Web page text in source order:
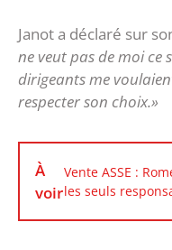
Janot a déclaré sur
ne veut pas de moi ce
dirigeants me
respecter son choix.»
À
voir
Vente ASSE :
les seuls